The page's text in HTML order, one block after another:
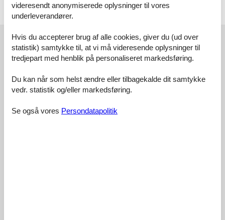
Licens nr.: 06027040729DP
Eksterne anmeldelser
Vores gæsteanmeldelserEksterne anmeldelser
3,8
Adgangsvej:
videresendt anonymiserede oplysninger til vores
underleverandører.
Hvis du accepterer brug af alle cookies, giver du (ud over
statistik) samtykke til, at vi må videresende oplysninger til
tredjepart med henblik på personaliseret markedsføring.
Du kan når som helst ændre eller tilbagekalde dit samtykke
vedr. statistik og/eller markedsføring.
Se også vores Persondatapolitik